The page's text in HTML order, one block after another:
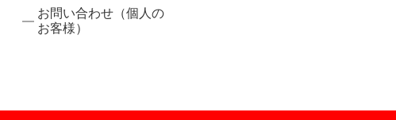
お問い合わせ（個人の
お客様）